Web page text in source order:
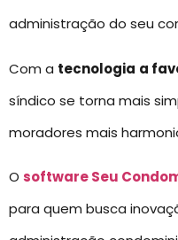
administração do seu
Com a tecnologia a
síndico se torna mais
moradores mais
O software Seu
para quem busca